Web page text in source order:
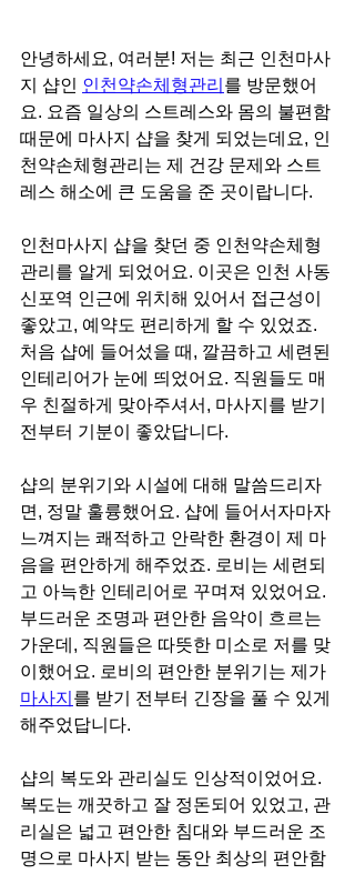
안녕하세요, 여러분! 저는 최근 인천마사
지 샵인 인천약손체형관리 를 방문했어
요. 요즘 일상의 스트레스와 몸의 불편함
때문에 마사지 샵을 찾게 되었는데요, 인
천약손체형관리는 제 건강 문제와 스트
레스 해소에 큰 도움을 준 곳이랍니다.
인천마사지 샵을 찾던 중 인천약손체형
관리를 알게 되었어요. 이곳은 인천 사동
신포역 인근에 위치해 있어서 접근성이
좋았고, 예약도 편리하게 할 수 있었죠.
처음 샵에 들어섰을 때, 깔끔하고 세련된
인테리어가 눈에 띄었어요. 직원들도 매
우 친절하게 맞아주셔서, 마사지를 받기
전부터 기분이 좋았답니다.
샵의 분위기와 시설에 대해 말씀드리자
면, 정말 훌륭했어요. 샵에 들어서자마자
느껴지는 쾌적하고 안락한 환경이 제 마
음을 편안하게 해주었죠. 로비는 세련되
고 아늑한 인테리어로 꾸며져 있었어요.
부드러운 조명과 편안한 음악이 흐르는
가운데, 직원들은 따뜻한 미소로 저를 맞
이했어요. 로비의 편안한 분위기는 제가
마사지 를 받기 전부터 긴장을 풀 수 있게
해주었답니다.
샵의 복도와 관리실도 인상적이었어요.
복도는 깨끗하고 잘 정돈되어 있었고, 관
리실은 넓고 편안한 침대와 부드러운 조
명으로 마사지 받는 동안 최상의 편안함